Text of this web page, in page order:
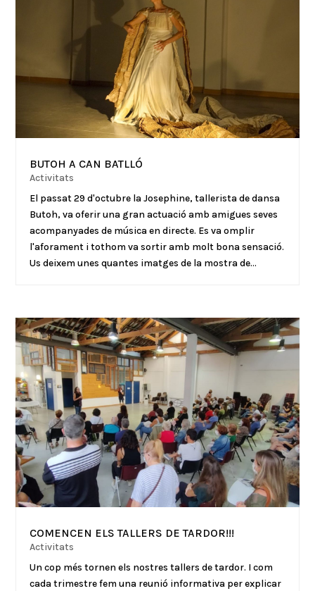
BUTOH A CAN BATLLÓ
Activitats
El passat 29 d'octubre la Josephine, tallerista de dansa
Butoh, va oferir una gran actuació amb amigues seves
acompanyades de música en directe. Es va omplir
l'aforament i tothom va sortir amb molt bona sensació.
Us deixem unes quantes imatges de la mostra de...
COMENCEN ELS TALLERS DE TARDOR!!!
Activitats
Un cop més tornen els nostres tallers de tardor. I com
cada trimestre fem una reunió informativa per explicar